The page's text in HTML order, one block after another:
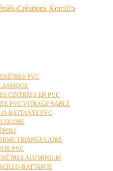
PVC
CINTRÉES EN PVC
PVC VITRAGE SABLÉ
BATTANTE PVC
TRIANGULAIRE
PVC
ALUMINIUM
BATTANTE